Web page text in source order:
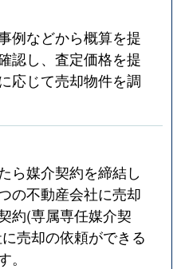
例などから概算を提
認し、査定価格を提
応じて売却物件を調
ら媒介契約を締結し
の不動産会社に売却
約(専属専任媒介契
売却の依頼ができる